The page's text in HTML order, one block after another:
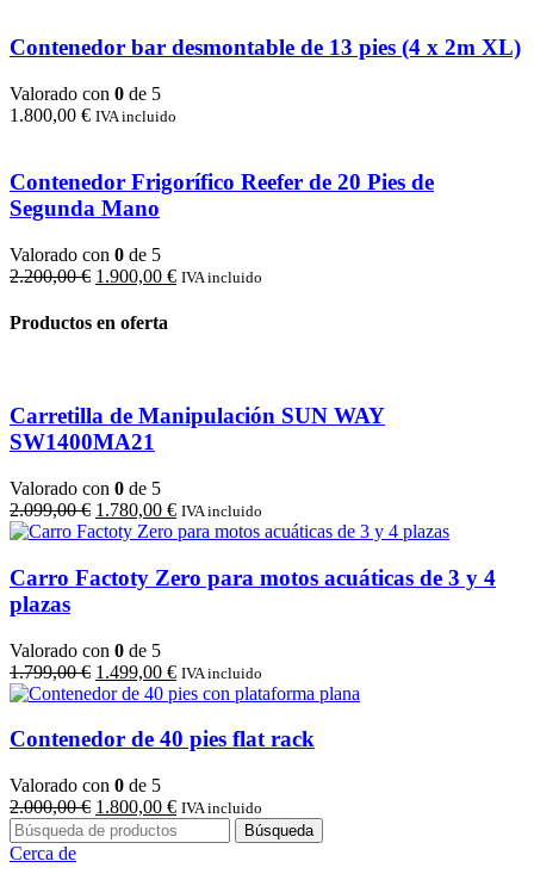
Contenedor bar desmontable de 13 pies (4 x 2m XL)
Valorado con 0 de 5
1.800,00 € IVA incluido
Contenedor Frigorífico Reefer de 20 Pies de
Segunda Mano
Valorado con 0 de 5
2.200,00€ El
original
1.900,00 €ElIVA incluido
Productos en oferta
Carretilla de Manipulación SUN WAY
SW1400MA21
Valorado con 0 de 5
2.099,00€ El
precio
era:
2.099,00 €.
1.780,00 €El
precio
es:
1.780,00 €.
IVA incluido
Carro Factoty Zero para motos acuáticas de 3 y 4
plazas
Valorado con 0 de 5
1.799,00€ El
precio
era:
1.499,00 €El
precio
es:
1.499,00 €.
IVA incluido
Contenedor de 40 pies flat rack
Valorado con 0 de 5
2.000,00€ El
precio
original
1.800,00 €El
precio
actual
IVA incluido
Búsqueda
Cerca de